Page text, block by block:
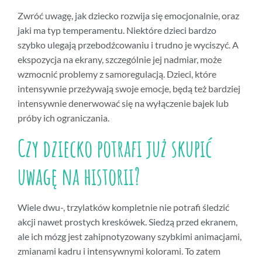
Zwróć uwagę, jak dziecko rozwija się emocjonalnie, oraz
jaki ma typ temperamentu. Niektóre dzieci bardzo
szybko ulegają przebodźcowaniu i trudno je wyciszyć. A
ekspozycja na ekrany, szczególnie jej nadmiar, może
wzmocnić problemy z samoregulacją. Dzieci, które
intensywnie przeżywają swoje emocje, będą też bardziej
intensywnie denerwować się na wyłączenie bajek lub
próby ich ograniczania.
Czy dziecko potrafi już skupić
uwagę na historii?
Wiele dwu-, trzylatków kompletnie nie potrafi śledzić
akcji nawet prostych kreskówek. Siedzą przed ekranem,
ale ich mózg jest zahipnotyzowany szybkimi animacjami,
zmianami kadru i intensywnymi kolorami. To zatem